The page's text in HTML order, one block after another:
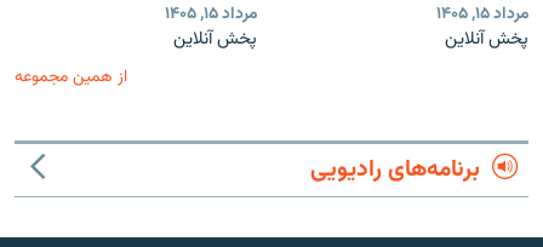
مرداد ۱۵, ۱۴۰۵
پخش آنلاین
مرداد ۱۵, ۱۴۰۵
پخش آنلاین
از همین مجموعه
برنامه‌های رادیویی